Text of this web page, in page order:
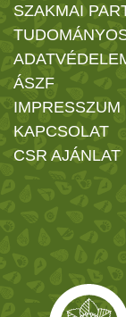
SZAKMAI
ÁSZF
IMPRESSZUM
KAPCSOLAT
CSR AJÁNLAT